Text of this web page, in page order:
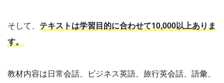
そして、 テキストは学習目的に合わせて10,000以上ありま
す。
教材内容は日常会話、ビジネス英語、旅行英会話、語彙、